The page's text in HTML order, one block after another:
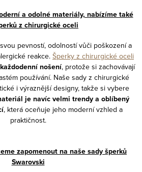
a odolné materiály, nabízíme také
z chirurgické oceli
pevností, odolností vůči poškození a
reakce. Šperky z chirurgické oceli
nošení, protože si zachovávají
používání. Naše sady z chirurgické
i výraznější designy, takže si vybere
je navíc velmi trendy a oblíbený
, která oceňuje jeho moderní vzhled a
praktičnost.
zapomenout na naše sady šperků
Swarovski